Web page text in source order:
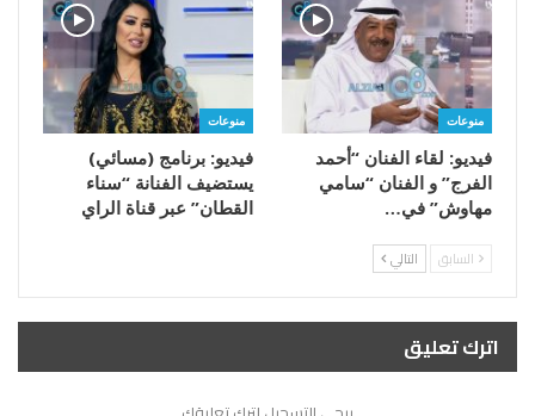
منوعات
فيديو: لقاء الفنان “أحمد
الفرج” و الفنان “سامي
مهاوش” في…
منوعات
فيديو: برنامج (مسائي)
يستضيف الفنانة “سناء
القطان” عبر قناة الراي
السابق التالي
اترك تعليق